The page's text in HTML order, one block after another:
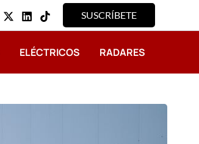
SUSCRÍBETE
ELÉCTRICOS RADARES